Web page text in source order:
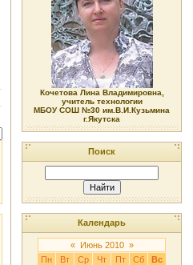
Кочетова Лина Владимировна,
учитель технологии
МБОУ СОШ №30 им.В.И.Кузьмина
г.Якутска
Поиск
Календарь
« Июнь 2010 »
Пн
Вт Ср Чт Пт Сб
Вс